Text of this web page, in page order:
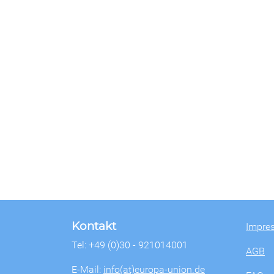
Kontakt
Tel: +49 (0)30 - 921014001
E-Mail: info(at)europa-union.de
AGB